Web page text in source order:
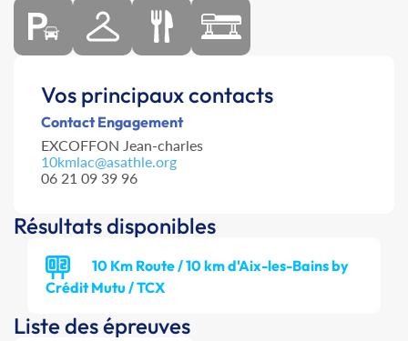
Vos principaux contacts
Contact Engagement
EXCOFFON Jean-charles
10kmlac@asathle.org
06 21 09 39 96
Résultats disponibles
10 Km Route / 10 km d'Aix-les-Bains by
Crédit Mutu / TCX
Liste des épreuves